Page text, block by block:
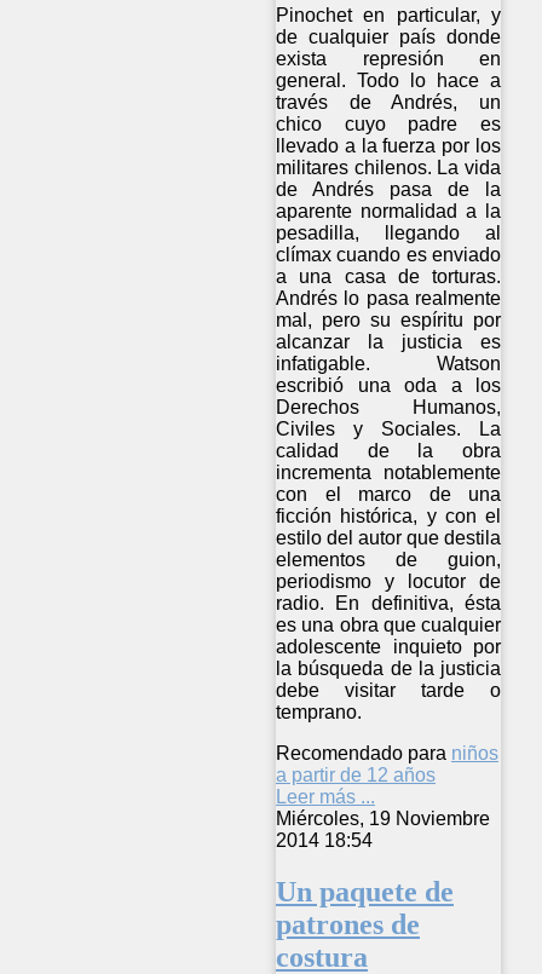
Pinochet en particular, y
de cualquier país donde
exista represión en
general. Todo lo hace a
través de Andrés, un
chico cuyo padre es
llevado a la fuerza por los
militares chilenos. La vida
de Andrés pasa de la
aparente normalidad a la
pesadilla, llegando al
clímax cuando es enviado
a una casa de torturas.
Andrés lo pasa realmente
mal, pero su espíritu por
alcanzar la justicia es
infatigable. Watson
escribió una oda a los
Derechos Humanos,
Civiles y Sociales. La
calidad de la obra
incrementa notablemente
con el marco de una
ficción histórica, y con el
estilo del autor que destila
elementos de guion,
periodismo y locutor de
radio. En definitiva, ésta
es una obra que cualquier
adolescente inquieto por
la búsqueda de la justicia
debe visitar tarde o
temprano.
Recomendado para niños
a partir de 12 años
Leer más ...
Miércoles, 19 Noviembre
2014 18:54
Un paquete de
patrones de
costura